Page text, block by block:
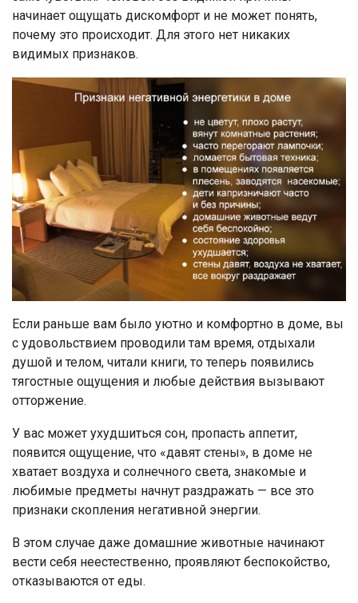
начинает ощущать дискомфорт и не может понять,
почему это происходит. Для этого нет никаких
видимых признаков.
Если раньше вам было уютно и комфортно в доме, вы
с удовольствием проводили там время, отдыхали
душой и телом, читали книги, то теперь появились
тягостные ощущения и любые действия вызывают
отторжение.
У вас может ухудшиться сон, пропасть аппетит,
появится ощущение, что «давят стены», в доме не
хватает воздуха и солнечного света, знакомые и
любимые предметы начнут раздражать — все это
признаки скопления негативной энергии.
В этом случае даже домашние животные начинают
вести себя неестественно, проявляют беспокойство,
отказываются от еды.